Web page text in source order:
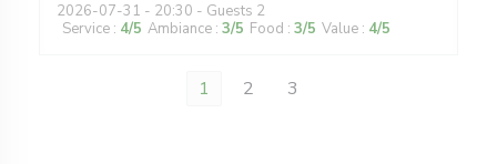
2026-07-31 - 20:30 - Guests 2
Service : 4/5 Ambiance : 3/5 Food : 3/5 Value : 4/5
1 2 3